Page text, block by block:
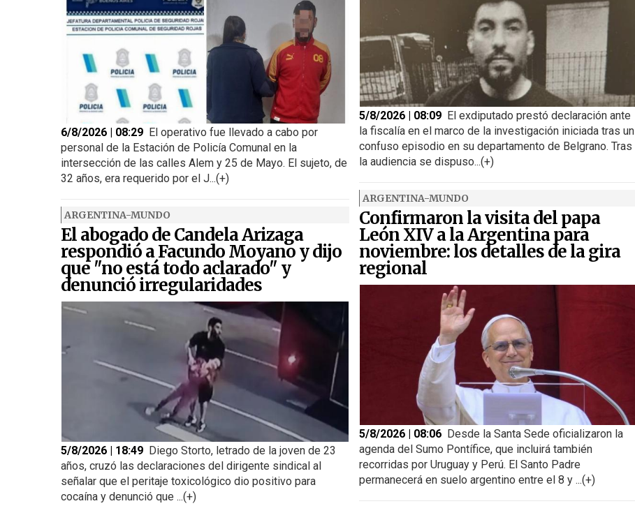
6/8/2026 | 08:29 El operativo fue llevado a cabo por
personal de la Estación de Policía Comunal en la
intersección de las calles Alem y 25 de Mayo. El sujeto, de
32 años, era requerido por el J...(+)
ARGENTINA-MUNDO
El abogado de Candela Arizaga
respondió a Facundo Moyano y dijo
que "no está todo aclarado" y
denunció irregularidades
5/8/2026 | 18:49 Diego Storto, letrado de la joven de 23
años, cruzó las declaraciones del dirigente sindical al
señalar que el peritaje toxicológico dio positivo para
cocaína y denunció que ...(+)
5/8/2026 | 08:09 El exdiputado prestó declaración ante
la fiscalía en el marco de la investigación iniciada tras un
confuso episodio en su departamento de Belgrano. Tras
la audiencia se dispuso...(+)
ARGENTINA-MUNDO
Confirmaron la visita del papa
León XIV a la Argentina para
noviembre: los detalles de la gira
regional
5/8/2026 | 08:06 Desde la Santa Sede oficializaron la
agenda del Sumo Pontífice, que incluirá también
recorridas por Uruguay y Perú. El Santo Padre
permanecerá en suelo argentino entre el 8 y ...(+)